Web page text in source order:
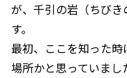
が、千引の岩（ちび
す。
最初、ここを知った
場所かと思っていま